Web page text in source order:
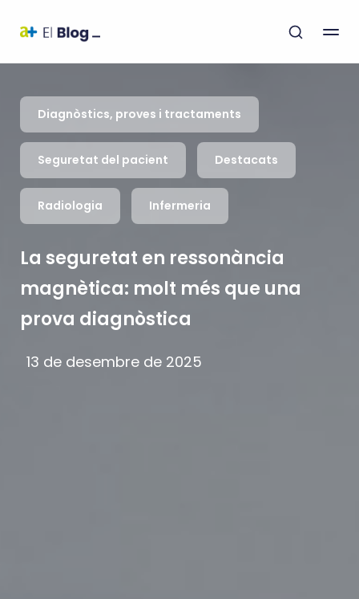
Diagnòstics, proves i tractaments
Seguretat del pacient Destacats
Radiologia Infermeria
La seguretat en ressonància
magnètica: molt més que una
prova diagnòstica
13 de desembre de 2025